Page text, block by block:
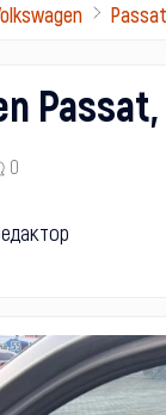
Passat
Passat,
0